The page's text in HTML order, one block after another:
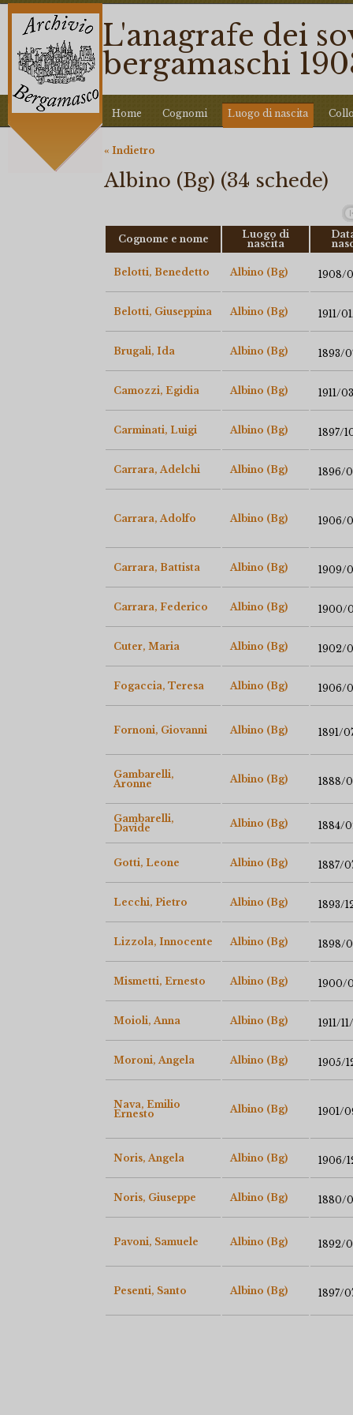
L'anagrafe dei
bergamaschi
Home Cognomi Luogo di nascita
« Indietro
Albino (Bg) (34 schede)
Cognome e nome
Luogo di
nascita
Belotti, Benedetto Albino (Bg) 1908/
Belotti, Giuseppina Albino (Bg) 1911/
Brugali, Ida Albino (Bg) 1893/
Camozzi, Egidia Albino (Bg) 1911/
Carminati, Luigi Albino (Bg) 1897/
Carrara, Adelchi Albino (Bg) 1896/
Carrara, Adolfo Albino (Bg) 1906/
Carrara, Battista Albino (Bg) 1909/
Carrara, Federico Albino (Bg) 1900/
Cuter, Maria Albino (Bg) 1902/
Fogaccia, Teresa Albino (Bg) 1906/
Fornoni, Giovanni Albino (Bg) 1891/
Gambarelli,
Aronne
Albino (Bg) 1888/
Gambarelli,
Davide
Albino (Bg) 1884/
Gotti, Leone Albino (Bg) 1887/
Lecchi, Pietro Albino (Bg) 1893/
Lizzola, Innocente Albino (Bg) 1898/
Mismetti, Ernesto Albino (Bg) 1900/
Moioli, Anna Albino (Bg) 1911/
Moroni, Angela Albino (Bg) 1905/
Nava, Emilio
Ernesto
Albino (Bg) 1901/
Noris, Angela Albino (Bg) 1906/
Noris, Giuseppe Albino (Bg) 1880/
Pavoni, Samuele Albino (Bg) 1892/
Pesenti, Santo Albino (Bg) 1897/